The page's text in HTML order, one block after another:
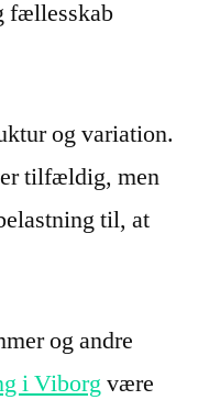
fællesskab
og variation.
tilfældig, men
til, at
og andre
i Viborgvære